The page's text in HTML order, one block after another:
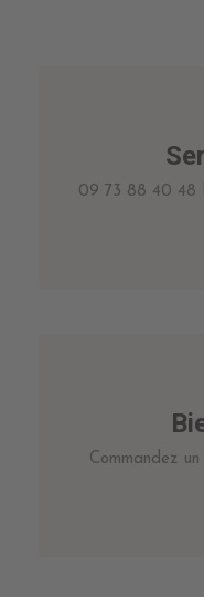
09 73 88 40 48
Commandez